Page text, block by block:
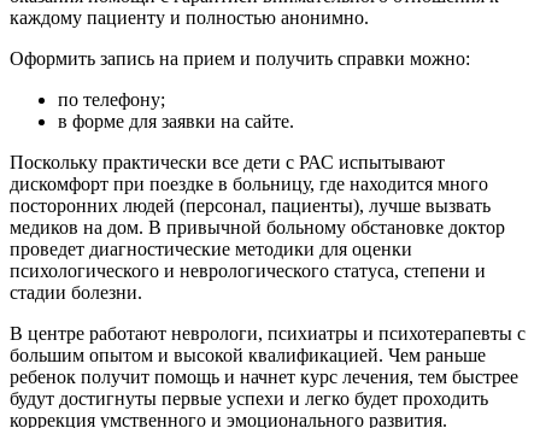
каждому пациенту и полностью анонимно.
Оформить запись на прием и получить справки можно:
по телефону;
в форме для заявки на сайте.
Поскольку практически все дети с РАС испытывают
дискомфорт при поездке в больницу, где находится много
посторонних людей (персонал, пациенты), лучше вызвать
медиков на дом. В привычной больному обстановке доктор
проведет диагностические методики для оценки
психологического и неврологического статуса, степени и
стадии болезни.
В центре работают неврологи, психиатры и психотерапевты с
большим опытом и высокой квалификацией. Чем раньше
ребенок получит помощь и начнет курс лечения, тем быстрее
будут достигнуты первые успехи и легко будет проходить
коррекция умственного и эмоционального развития.